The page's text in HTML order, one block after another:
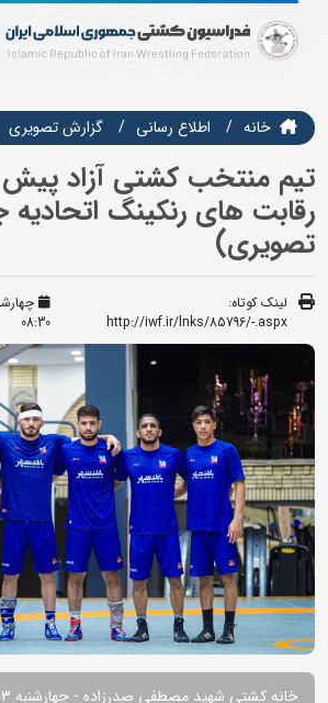
خانه اطلاع رسانی گزارش تصويري
تیم منتخب کشتی آزاد پیش
رقابت های رنکینگ
تصویری)
لینک کوتاه:
http://iwf.ir/lnks/85796/-.aspx
چهارشنبه ۱۳
08:30
خانه کشتی شهید مصطفی صدرزاده - چهارشنبه 13 خردادماه